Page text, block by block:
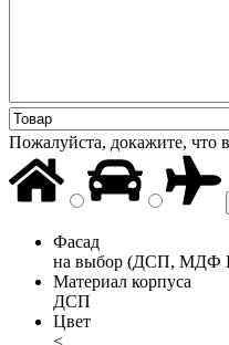
Пожалуйста, докажите, что
Фасад
на выбор (ДСП, МДФ
Материал корпуса
ДСП
Цвет
<